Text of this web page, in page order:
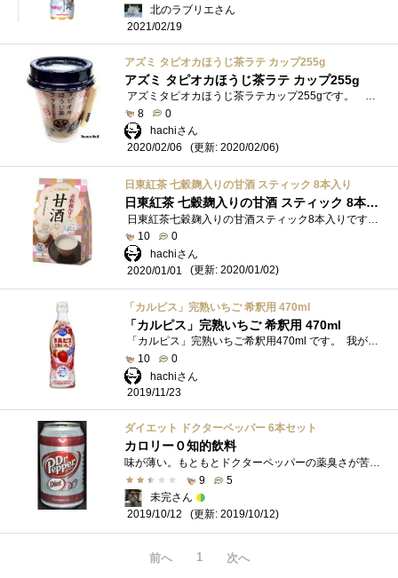
北のラブリエさん
2021/02/19
アズミ タピオカほうじ茶ラテ カップ255g
アズミ タピオカほうじ茶ラテ カップ255g
8
0
hachiさん
2020/02/06
(更新: 2020/02/06)
日東紅茶 七穀麹入りの甘酒 スティック 8本入り
日東紅茶 七穀麹入りの甘酒 スティック 8本入り
10
0
hachiさん
2020/01/01
(更新: 2020/01/02)
「カルピス」完熟いちご 希釈用 470ml
「カルピス」完熟いちご 希釈用 470ml
「カルピス」完熟いちご希釈用470ml です。 我が家の子供達は、これが好きです。自分は「プレーン」の方が好きです。
10
0
hachiさん
2019/11/23
ダイエット ドクターペッパー 6本セット
カロリー０知的飲料
味が薄い。もともとドクターペッパーの薬臭さが苦手だったが、これはなんか色々薄い。今なら普通のドクターペッパーが美味しく飲めそうな気�...
9
5
未完さん
2019/10/12
(更新: 2019/10/12)
前へ 1 次へ